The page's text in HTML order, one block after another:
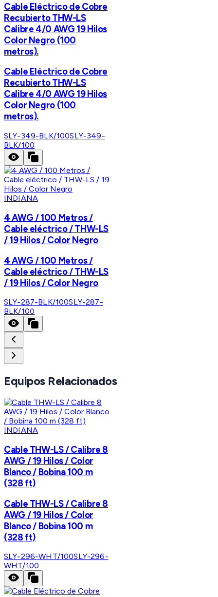
Cable Eléctrico de Cobre
Recubierto THW-LS
Calibre 4/0 AWG 19 Hilos
Color Negro (100
metros).
Cable Eléctrico de Cobre
Recubierto THW-LS
Calibre 4/0 AWG 19 Hilos
Color Negro (100
metros).
SLY-349-BLK/100SLY-349-
BLK/100
INDIANA
4 AWG / 100 Metros /
Cable eléctrico / THW-LS
/ 19 Hilos / Color Negro
4 AWG / 100 Metros /
Cable eléctrico / THW-LS
/ 19 Hilos / Color Negro
SLY-287-BLK/100SLY-287-
BLK/100
Equipos Relacionados
INDIANA
Cable THW-LS / Calibre 8
AWG / 19 Hilos / Color
Blanco / Bobina 100 m
(328 ft)
Cable THW-LS / Calibre 8
AWG / 19 Hilos / Color
Blanco / Bobina 100 m
(328 ft)
SLY-296-WHT/100SLY-296-
WHT/100